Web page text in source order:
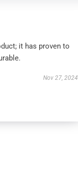
it has proven to
Nov 27, 2024